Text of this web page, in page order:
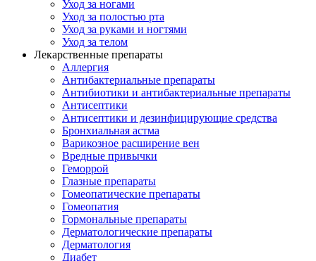
Уход за ногами
Уход за полостью рта
Уход за руками и ногтями
Уход за телом
Лекарственные препараты
Аллергия
Антибактериальные препараты
Антибиотики и антибактериальные препараты
Антисептики
Антисептики и дезинфицирующие средства
Бронхиальная астма
Варикозное расширение вен
Вредные привычки
Геморрой
Глазные препараты
Гомеопатические препараты
Гомеопатия
Гормональные препараты
Дерматологические препараты
Дерматология
Диабет